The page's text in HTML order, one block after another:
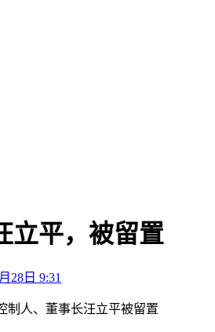
立平，被留置
28日 9:31
制人、董事长汪立平被留置